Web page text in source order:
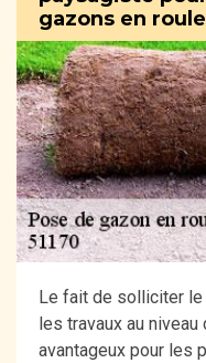
gazons en
Le fait de solliciter
les travaux au
avantageux pour les